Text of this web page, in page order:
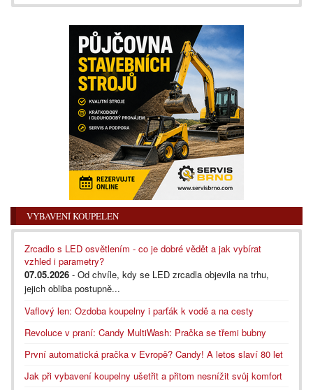
VYBAVENÍ KOUPELEN
Zrcadlo s LED osvětlením - co je dobré vědět a jak vybírat
vzhled i parametry?
07.05.2026 - Od chvíle, kdy se LED zrcadla objevila na trhu,
jejich obliba postupně...
Vaflový len: Ozdoba koupelny i parťák k vodě a na cesty
Revoluce v praní: Candy MultiWash: Pračka se třemi bubny
První automatická pračka v Evropě? Candy! A letos slaví 80 let
Jak při vybavení koupelny ušetřit a přitom nesnížit svůj komfort